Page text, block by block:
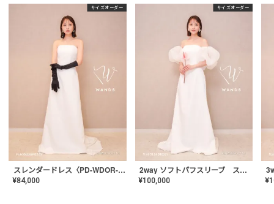
サイズオーダー
スレンダードレス〈PD-WDOR-2110〉
¥84,000
サイズオーダー
2way ソフトパフスリーブ スレンダードレス〈PD-WDOR-2112〉
¥100,000 ¥